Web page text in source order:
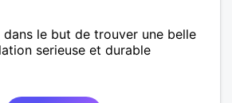
dans le but de trouver une belle
serieuse et durable